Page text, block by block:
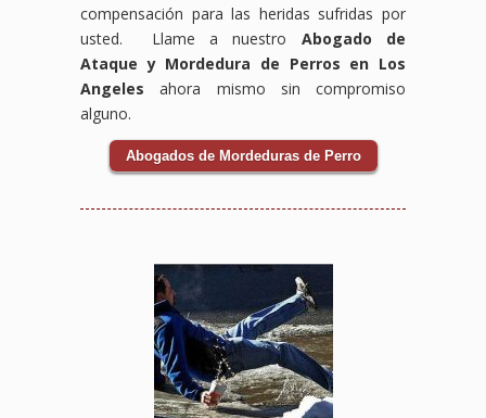
compensación para las heridas sufridas por
usted. Llame a nuestro Abogado de
Ataque y Mordedura de Perros en Los
Angelesahora mismo sin compromiso
alguno.
Abogados de Mordeduras de Perro